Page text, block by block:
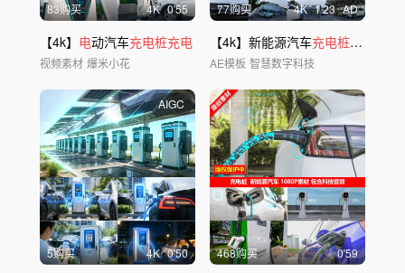
83购买 4K 0'55
【4k】 电动汽车充电桩充电
视频素材 爆米小花
77购买 4K 1'23 AD
【4k】新能源汽车充电桩充电
AE模板 智慧数字科技
AIGC
5购买 4K 0'50 468购买 0'59